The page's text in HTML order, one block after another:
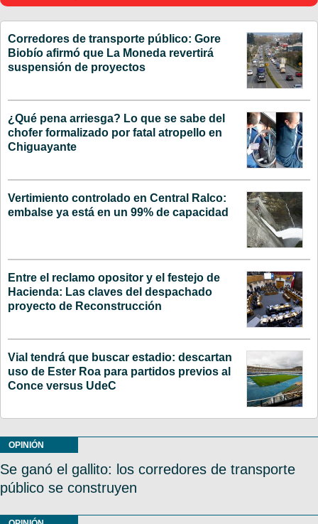
Corredores de transporte público: Gore
Biobío afirmó que La Moneda revertirá
suspensión de proyectos
¿Qué pena arriesga? Lo que se sabe del
chofer formalizado por fatal atropello en
Chiguayante
Vertimiento controlado en Central Ralco:
embalse ya está en un 99% de capacidad
Entre el reclamo opositor y el festejo de
Hacienda: Las claves del despachado
proyecto de Reconstrucción
Vial tendrá que buscar estadio: descartan
uso de Ester Roa para partidos previos al
Conce versus UdeC
OPINIÓN
Se ganó el gallito: los corredores de transporte
público se construyen